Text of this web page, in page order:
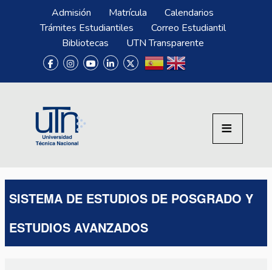
Pasar al contenido principal
Menú SuperiorAdmisión Matrícula
Calendarios
Trámites Estudiantiles
Correo Estudiantil
Bibliotecas
UTN Transparente
SISTEMA DE ESTUDIOS DE POSGRADO Y
ESTUDIOS AVANZADOS